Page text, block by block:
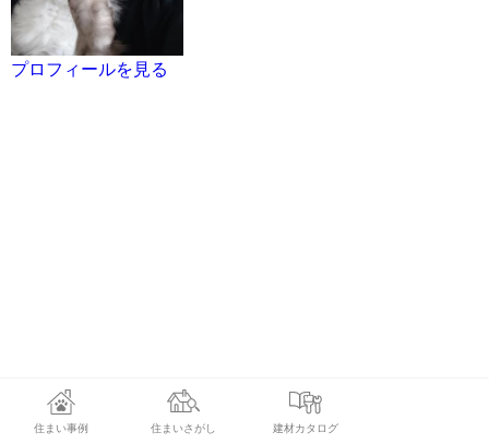
プロフィールを見る
住まい事例 住まいさがし 建材カタログ